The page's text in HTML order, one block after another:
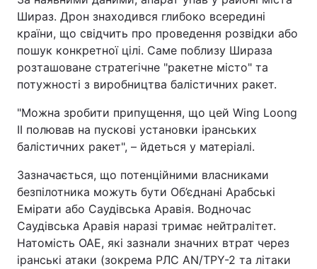
Шираз. Дрон знаходився глибоко всередині
країни, що свідчить про проведення розвідки або
пошук конкретної цілі. Саме поблизу Шираза
розташоване стратегічне "ракетне місто" та
потужності з виробництва балістичних ракет.
"Можна зробити припущення, що цей Wing Loong
II полював на пускові установки іранських
балістичних ракет", – йдеться у матеріалі.
Зазначається, що потенційними власниками
безпілотника можуть бути Об’єднані Арабські
Емірати або Саудівська Аравія. Водночас
Саудівська Аравія наразі тримає нейтралітет.
Натомість ОАЕ, які зазнали значних втрат через
іранські атаки (зокрема РЛС AN/TPY-2 та літаки